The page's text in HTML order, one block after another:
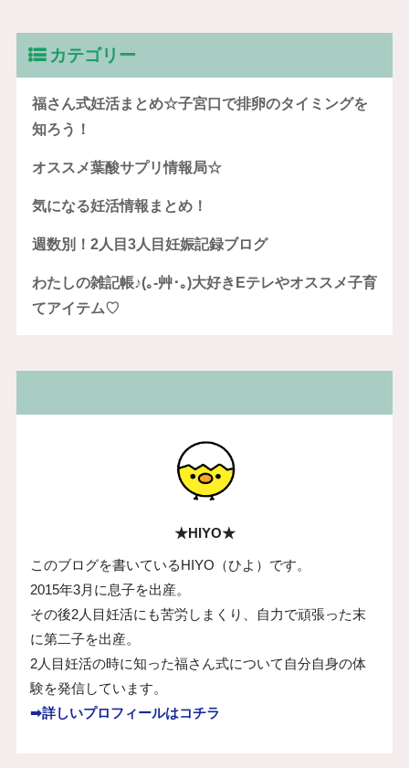
カテゴリー
福さん式妊活まとめ☆子宮口で排卵のタイミングを
知ろう！
オススメ葉酸サプリ情報局☆
気になる妊活情報まとめ！
週数別！2人目3人目妊娠記録ブログ
わたしの雑記帳♪(｡-艸･｡)大好きEテレやオススメ子育
てアイテム♡
★HIYO★
このブログを書いているHIYO（ひよ）です。
2015年3月に息子を出産。
その後2人目妊活にも苦労しまくり、自力で頑張った末
に第二子を出産。
2人目妊活の時に知った福さん式について自分自身の体
験を発信しています。
➡詳しいプロフィールはコチラ